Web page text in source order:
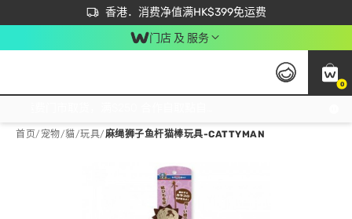
香港．消费净值满HK$399免运费
立即成为易赏钱会员尽享独家优惠
首次APP下单买满$450 输入 NEWAPP 即减$50
门店 及 服务
0
首页/ 宠物/貓/玩具/麻绳狮子鱼杆猫棒玩具-CATTYMAN